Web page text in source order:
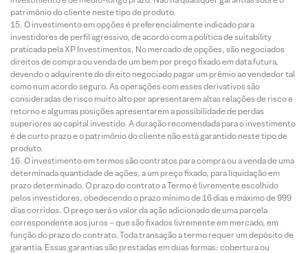
patrimônio do cliente neste tipo de produto.
O investimento em opções é preferencialmente indicado para
investidores de perfil agressivo, de acordo com a política de suitability
praticada pela XP Investimentos. No mercado de opções, são negociados
direitos de compra ou venda de um bem por preço fixado em data futura,
devendo o adquirente do direito negociado pagar um prêmio ao vendedor tal
como num acordo seguro. As operações com esses derivativos são
consideradas de risco muito alto por apresentarem altas relações de risco e
retorno e algumas posições apresentarem a possibilidade de perdas
superiores ao capital investido. A duração recomendada para o investimento
é de curto prazo e o patrimônio do cliente não está garantido neste tipo de
produto.
O investimento em termos são contratos para compra ou a venda de uma
determinada quantidade de ações, a um preço fixado, para liquidação em
prazo determinado. O prazo do contrato a Termo é livremente escolhido
pelos investidores, obedecendo o prazo mínimo de 16 dias e máximo de 999
dias corridos. O preço será o valor da ação adicionado de uma parcela
correspondente aos juros – que são fixados livremente em mercado, em
função do prazo do contrato. Toda transação a termo requer um depósito de
garantia. Essas garantias são prestadas em duas formas: cobertura ou